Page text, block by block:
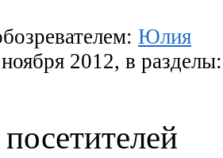
Юлия
2012, в разделы: